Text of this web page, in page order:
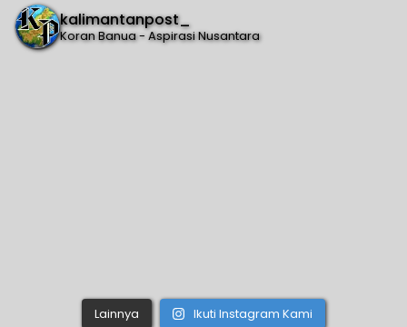
kalimantanpost_
Koran Banua - Aspirasi Nusantara
Lainnya Ikuti Instagram Kami